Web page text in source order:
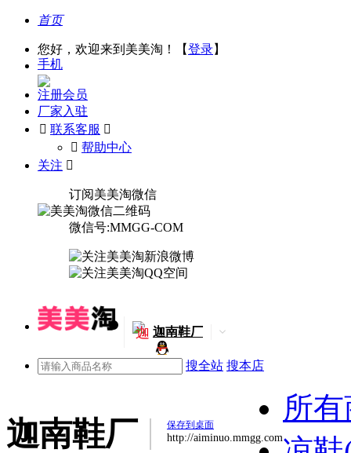
首页
您好，欢迎来到美美淘！【登录】
手机
注册会员
厂家入驻
 联系客服 
󰅃 帮助中心
关注 
订阅美美淘微信
微信号:MMGG-COM
迦 迦南鞋厂
搜全站 搜本店
迦南鞋厂 保存到桌面
http://aiminuo.mmgg.com
所